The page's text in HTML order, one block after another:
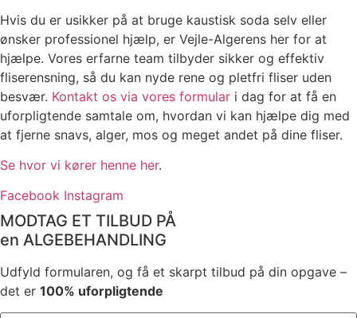
Hvis du er usikker på at bruge kaustisk soda selv eller
ønsker professionel hjælp, er Vejle-Algerens her for at
hjælpe. Vores erfarne team tilbyder sikker og effektiv
fliserensning, så du kan nyde rene og pletfri fliser uden
besvær. Kontakt os via vores formular i dag for at få en
uforpligtende samtale om, hvordan vi kan hjælpe dig med
at fjerne snavs, alger, mos og meget andet på dine fliser.
Se hvor vi kører henne her.
Facebook Instagram
MODTAG ET TILBUD PÅ
en ALGEBEHANDLING
Udfyld formularen, og få et skarpt tilbud på din opgave –
det er 100% uforpligtende